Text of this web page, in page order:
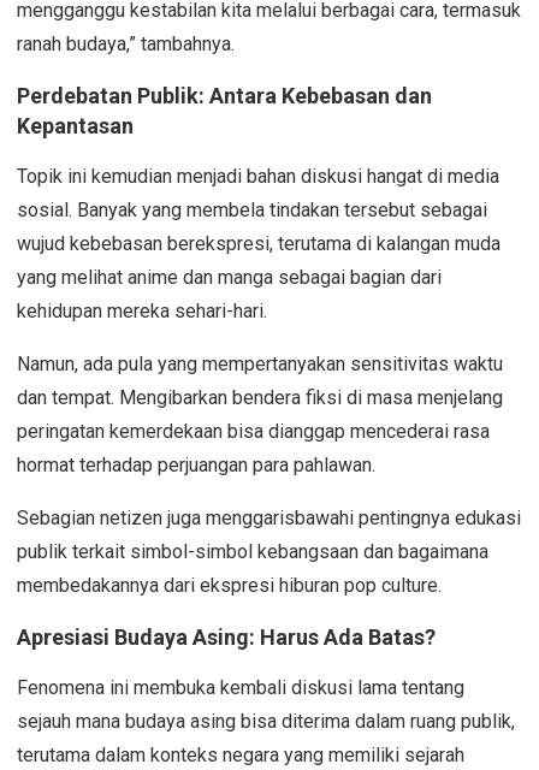
mengganggu kestabilan kita melalui berbagai cara, termasuk
ranah budaya,” tambahnya.
Perdebatan Publik: Antara Kebebasan dan
Kepantasan
Topik ini kemudian menjadi bahan diskusi hangat di media
sosial. Banyak yang membela tindakan tersebut sebagai
wujud kebebasan berekspresi, terutama di kalangan muda
yang melihat anime dan manga sebagai bagian dari
kehidupan mereka sehari-hari.
Namun, ada pula yang mempertanyakan sensitivitas waktu
dan tempat. Mengibarkan bendera fiksi di masa menjelang
peringatan kemerdekaan bisa dianggap mencederai rasa
hormat terhadap perjuangan para pahlawan.
Sebagian netizen juga menggarisbawahi pentingnya edukasi
publik terkait simbol-simbol kebangsaan dan bagaimana
membedakannya dari ekspresi hiburan pop culture.
Apresiasi Budaya Asing: Harus Ada Batas?
Fenomena ini membuka kembali diskusi lama tentang
sejauh mana budaya asing bisa diterima dalam ruang publik,
terutama dalam konteks negara yang memiliki sejarah